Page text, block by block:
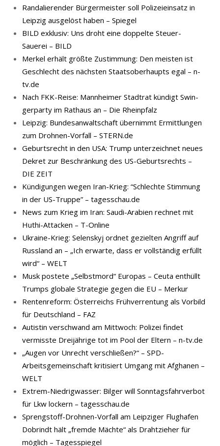
Randalierender Bürgermeister soll Polizeieinsatz in
Leipzig ausgelöst haben – Spiegel
BILD exklusiv: Uns droht eine doppelte Steuer-
Sauerei – BILD
Merkel erhält größte Zustimmung: Den meisten ist
Geschlecht des nächsten Staatsoberhaupts egal – n-
tv.de
Nach FKK-​Reise: Mann­hei­mer Stadt­rat kün­digt Swin­
ger­par­ty im Rat­haus an – Die Rheinpfalz
Leipzig: Bundesanwaltschaft übernimmt Ermittlungen
zum Drohnen-Vorfall – STERN.de
Geburtsrecht in den USA: Trump unterzeichnet neues
Dekret zur Beschränkung des US-Geburtsrechts –
DIE ZEIT
Kündigungen wegen Iran-Krieg: “Schlechte Stimmung
in der US-Truppe” – tagesschau.de
News zum Krieg im Iran: Saudi-Arabien rechnet mit
Huthi-Attacken – T-Online
Ukraine-Krieg: Selenskyj ordnet gezielten Angriff auf
Russland an – „Ich erwarte, dass er vollständig erfüllt
wird“ – WELT
Musk postete „Selbstmord“ Europas – Ceuta enthüllt
Trumps globale Strategie gegen die EU – Merkur
Rentenreform: Österreichs Frühverrentung als Vorbild
für Deutschland – FAZ
Autistin verschwand am Mittwoch: Polizei findet
vermisste Dreijährige tot im Pool der Eltern – n-tv.de
„Augen vor Unrecht verschließen?“ – SPD-
Arbeitsgemeinschaft kritisiert Umgang mit Afghanen –
WELT
Extrem-Niedrigwasser: Bilger will Sonntagsfahrverbot
für Lkw lockern – tagesschau.de
Sprengstoff-Drohnen-Vorfall am Leipziger Flughafen
Dobrindt hält „fremde Mächte“ als Drahtzieher für
möglich – Tagesspiegel